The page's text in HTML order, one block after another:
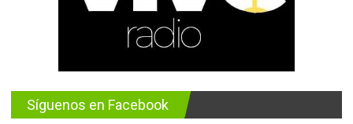
Síguenos en Facebook